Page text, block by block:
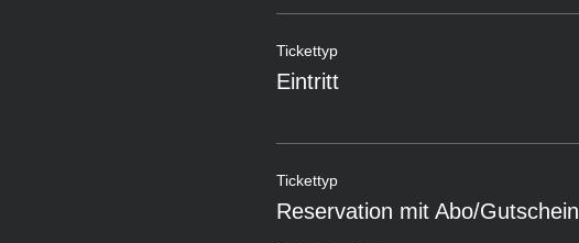
Tickettyp
Eintritt
Tickettyp
Reservation mit Abo/Gutschein